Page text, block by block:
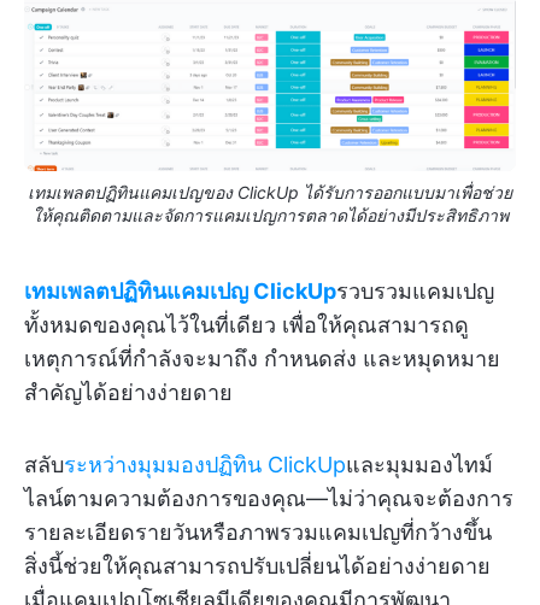
เทมเพลตปฏิทินแคมเปญของ ClickUp ได้รับการออกแบบมาเพื่อช่วย
ให้คุณติดตามและจัดการแคมเปญการตลาดได้อย่างมีประสิทธิภาพ
เทมเพลตปฏิทินแคมเปญ ClickUpรวบรวมแคมเปญ
ทั้งหมดของคุณไว้ในที่เดียว เพื่อให้คุณสามารถดู
เหตุการณ์ที่กำลังจะมาถึง กำหนดส่ง และหมุดหมาย
สำคัญได้อย่างง่ายดาย
สลับระหว่างมุมมองปฏิทิน ClickUpและมุมมองไทม์
ไลน์ตามความต้องการของคุณ—ไม่ว่าคุณจะต้องการ
รายละเอียดรายวันหรือภาพรวมแคมเปญที่กว้างขึ้น
สิ่งนี้ช่วยให้คุณสามารถปรับเปลี่ยนได้อย่างง่ายดาย
เมื่อแคมเปญโซเชียลมีเดียของคุณมีการพัฒนา